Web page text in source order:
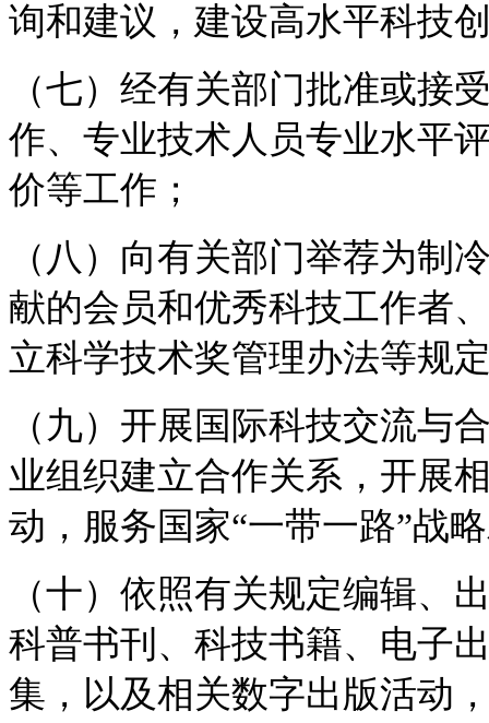
询和建议，建设高水平科技
（七）经有关部门批准或接
作、专业技术人员专业水平
价等工作；
（八）向有关部门举荐为制
献的会员和优秀科技工作者
立科学技术奖管理办法等规
（九）开展国际科技交流与
业组织建立合作关系，开展
动，服务国家“一带一路”战
（十）依照有关规定编辑、
科普书刊、科技书籍、电子
集，以及相关数字出版活动